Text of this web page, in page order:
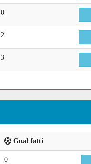
0
2
3
Goal fatti
0